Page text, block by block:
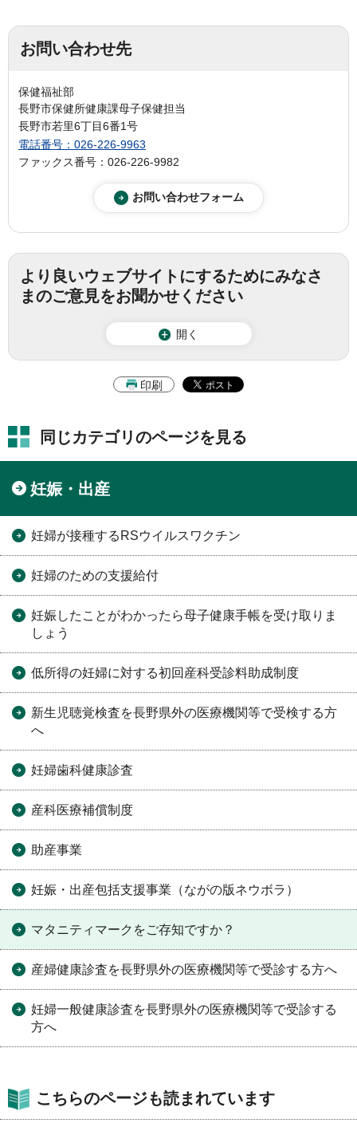
お問い合わせ先
保健福祉部
長野市保健所健康課母子保健担当
長野市若里6丁目6番1号
電話番号：026-226-9963
ファックス番号：026-226-9982
より良いウェブサイトにするためにみなさ
まのご意見をお聞かせください
開く
印刷
同じカテゴリのページを見る
妊娠・出産
妊婦が接種するRSウイルスワクチン
妊婦のための支援給付
妊娠したことがわかったら母子健康手帳を受け取りま
しょう
低所得の妊婦に対する初回産科受診料助成制度
新生児聴覚検査を長野県外の医療機関等で受検する方
へ
妊婦歯科健康診査
産科医療補償制度
助産事業
妊娠・出産包括支援事業（ながの版ネウボラ）
マタニティマークをご存知ですか？
産婦健康診査を長野県外の医療機関等で受診する方へ
妊婦一般健康診査を長野県外の医療機関等で受診する
方へ
こちらのページも読まれています